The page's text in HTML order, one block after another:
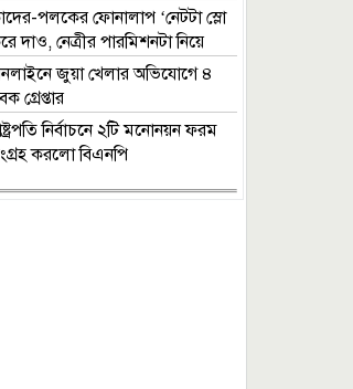
পলকের ফোনালাপ ‘নেটটা স্লো
দাও, নেত্রীর পারমিশনটা নিয়ে
জুয়া খেলার অভিযোগে ৪
গ্রেপ্তার
নির্বাচনে ২টি মনোনয়ন ফরম
করলো বিএনপি